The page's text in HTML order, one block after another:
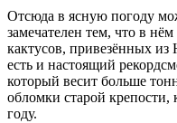
Отсюда в ясную погоду
замечателен тем, что в
кактусов, привезённых
есть и настоящий
который весит больше
обломки старой крепости,
году.